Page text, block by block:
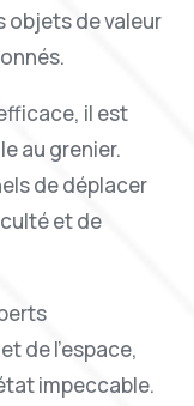
objets de valeur
il est
au grenier.
de déplacer
et de
de l’espace,
impeccable.